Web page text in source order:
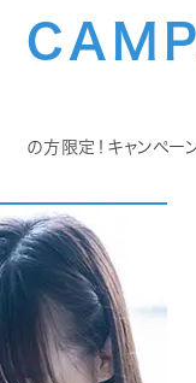
の方限定！キャンペー